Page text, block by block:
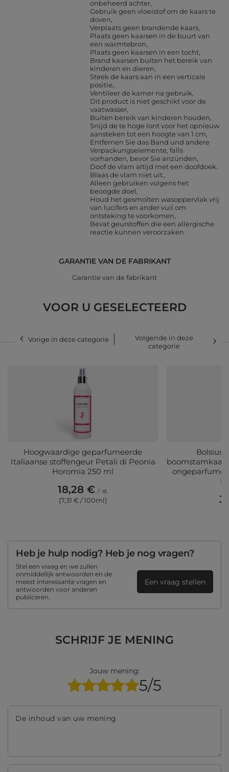
onbeheerd achter
Gebruik geen vloeistof om de kaars te
doven
Verplaats geen brandende kaars
Plaats geen kaarsen in de buurt van
een warmtebron
Plaats geen kaarsen in een tocht
Brand kaarsen buiten het bereik van
kinderen en dieren
Steek de kaars aan in een verticale
positie
Ventileer de kamer na gebruik
Dit product is niet geschikt voor de
vaatwasser
Buiten bereik van kinderen houden
Snijd de te hoge lont voor het opnieuw
aansteken tot een hoogte van 1 cm
Entfernen Sie das Band und andere
Verpackungselemente, falls
vorhanden, bevor Sie anzünden
Doof de vlam altijd met een doofdoek.
Blaas de vlam niet uit.
Alleen gebruiken volgens het
beoogde doel
Houd het gesmolten wasoppervlak vrij
van lucifers en ander vuil om
ontsteking te voorkomen
Bevat geurstoffen die een allergische
reactie kunnen veroorzaken
GARANTIE VAN DE FABRIKANT
Garantie van de fabrikant
VOOR U GESELECTEERD
Vorige in deze categorie
Volgende in deze
categorie
Hoogwaardige geparfumeerde
Italiaanse stoffengeur Petali di Peonia
Horomia 250 ml
18,28 € / st.
(7,31 € / 100ml)
Bolsius
Heb je hulp nodig? Heb je nog vragen?
Stel een vraag en we zullen
onmiddellijk antwoorden en de
meest interessante vragen en
antwoorden voor anderen
publiceren.
Een vraag stellen
SCHRIJF JE MENING
Jouw mening:
5/5
De inhoud van uw mening